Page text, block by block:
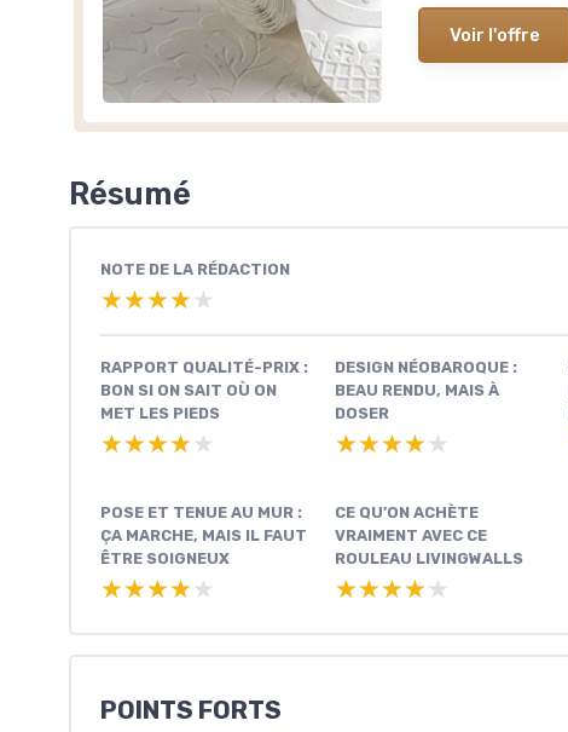
Voir l'offre
Résumé
NOTE DE LA RÉDACTION
★★★★★
★★★★★
RAPPORT QUALITÉ-PRIX :
BON SI ON SAIT OÙ ON
MET LES PIEDS
★★★★★
★★★★★
DESIGN NÉOBAROQUE :
BEAU RENDU, MAIS À
DOSER
★★★★★
★★★★★
POSE ET TENUE AU MUR :
ÇA MARCHE, MAIS IL FAUT
ÊTRE SOIGNEUX
★★★★★
★★★★★
CE QU’ON ACHÈTE
VRAIMENT AVEC CE
ROULEAU LIVINGWALLS
★★★★★
★★★★★
POINTS FORTS